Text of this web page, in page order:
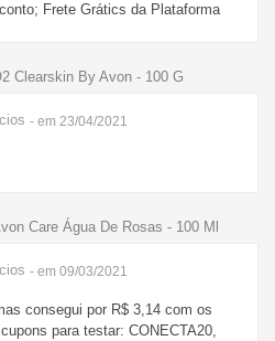
Frete Grátics da Plataforma
Clearskin By Avon - 100 G
- em 23/04/2021
Care Água De Rosas - 100 Ml
- em 09/03/2021
consegui por R$ 3,14 com os
para testar: CONECTA20,